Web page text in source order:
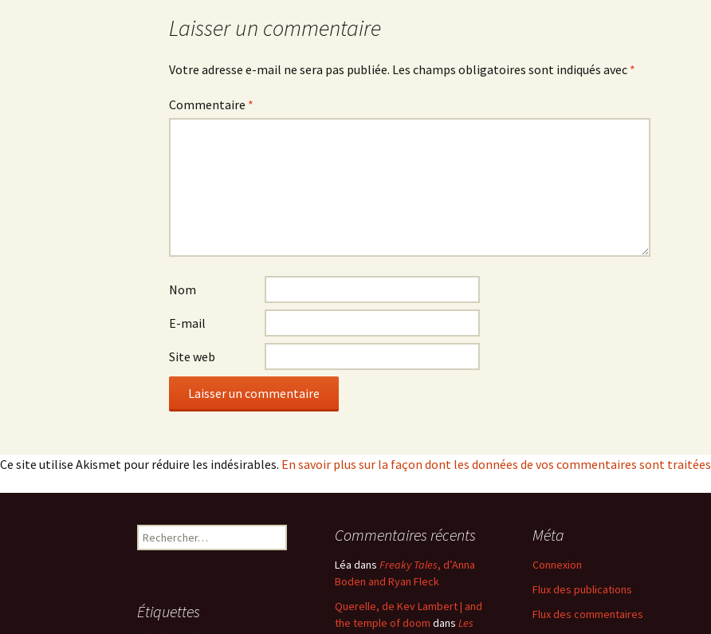
Laisser un commentaire
Votre adresse e-mail ne sera pas publiée. Les champs obligatoires sont indiqués avec *
Commentaire *
Nom
E-mail
Site web
Ce site utilise Akismet pour réduire les indésirables. En savoir plus sur la façon dont les données de vos commentaires sont traitées
Rechercher : Commentaires récents
Léa dans Freaky Tales, d’Anna
Boden and Ryan Fleck
Querelle, de Kev Lambert | and
the temple of doom dans Les
Méta
Connexion
Flux des publications
Flux des commentaires
Étiquettes